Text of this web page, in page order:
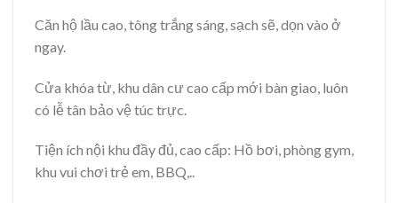
Căn hộ lầu cao, tông trắng sáng, sạch sẽ, dọn vào ở
ngay.
Cửa khóa từ, khu dân cư cao cấp mới bàn giao, luôn
có lễ tân bảo vệ túc trực.
Tiện ích nội khu đầy đủ, cao cấp: Hồ bơi, phòng gym,
khu vui chơi trẻ em, BBQ,..